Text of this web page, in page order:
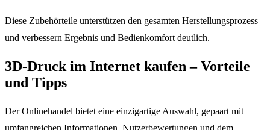
Diese Zubehörteile unterstützen den gesamten Herstellungsprozess
und verbessern Ergebnis und Bedienkomfort deutlich.
3D-Druck im Internet kaufen – Vorteile
und Tipps
Der Onlinehandel bietet eine einzigartige Auswahl, gepaart mit
umfangreichen Informationen, Nutzerbewertungen und dem